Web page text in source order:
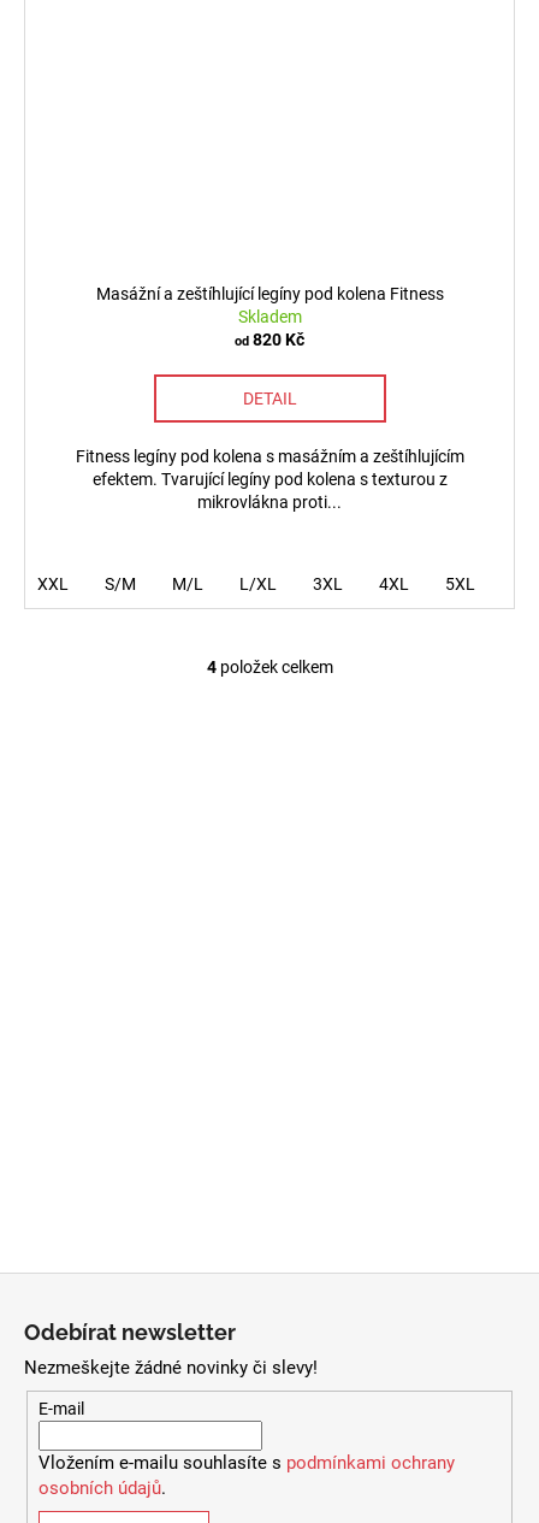
Masážní a zeštíhlující legíny pod kolena Fitness
Skladem
od 820 Kč
DETAIL
Fitness legíny pod kolena s masážním a zeštíhlujícím
efektem. Tvarující legíny pod kolena s texturou z
mikrovlákna proti...
XXL S/M M/L L/XL 3XL 4XL 5XL
O
4položek celkem
Odebírat newsletter
Nezmeškejte žádné novinky či slevy!
E-mail
Vložením e-mailu souhlasíte s podmínkami ochrany
osobních údajů.